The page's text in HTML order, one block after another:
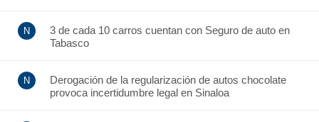
3 de cada 10 carros cuentan con Seguro de auto en
Tabasco
Derogación de la regularización de autos chocolate
provoca incertidumbre legal en Sinaloa